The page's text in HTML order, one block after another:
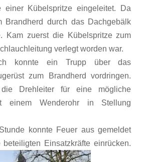
einer Kübelspritze eingeleitet. Da
Brandherd durch das Dachgebälk
Kam zuerst die Kübelspritze zum
verlegt worden war.
konnte ein Trupp über das
zum Brandherd vordringen.
Drehleiter für eine mögliche
einem Wenderohr in Stellung
konnte Feuer aus gemeldet
Einsatzkräfte einrücken.